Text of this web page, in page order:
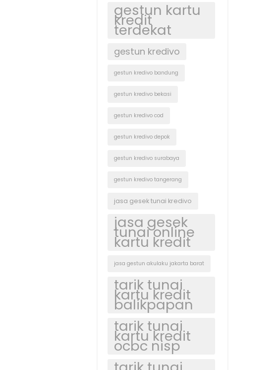
gestun kartu
kredit
terdekat
gestun kredivo
gestun kredivo bandung
gestun kredivo bekasi
gestun kredivo cod
gestun kredivo depok
gestun kredivo surabaya
gestun kredivo tangerang
jasa gesek tunai kredivo
jasa gesek
tunai online
kartu kredit
jasa gestun akulaku jakarta barat
tarik tunai
kartu kredit
balikpapan
tarik tunai
kartu kredit
ocbc nisp